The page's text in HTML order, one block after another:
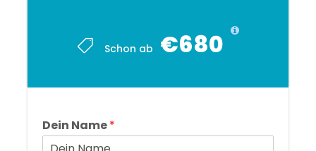
Schon ab €680
Dein Name*